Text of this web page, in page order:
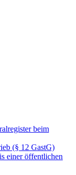
beim
(§ 12 GastG)
einer öffentlichen